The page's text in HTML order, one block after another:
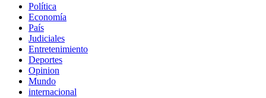
Política
Economía
País
Judiciales
Entretenimiento
Deportes
Opinion
Mundo
internacional